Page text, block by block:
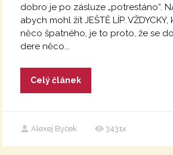
dobro je po zásluze „potrestáno“.
abych mohl žít JEŠTĚ LÍP.
něco špatného, je to proto, že se
dere něco...
Celý článek
Alexej Byček 3431x